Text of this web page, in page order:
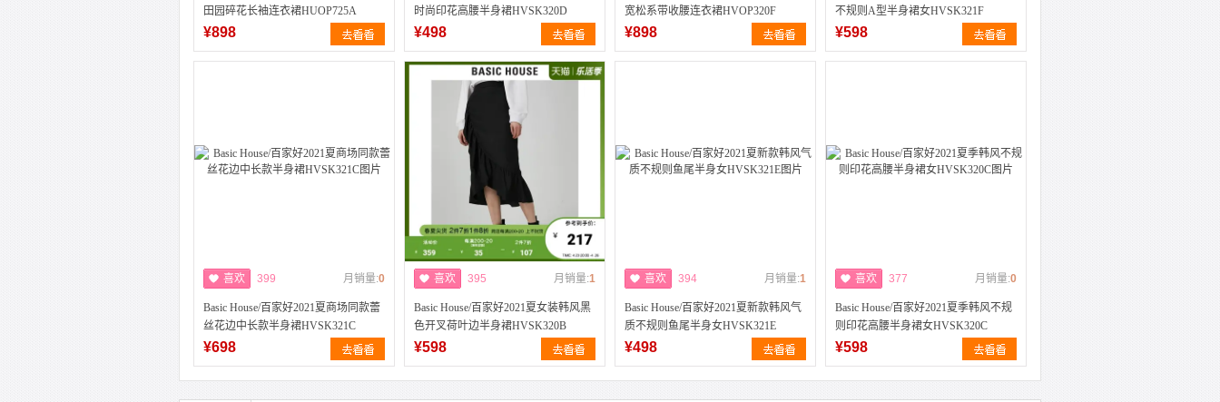
田园碎花长袖连衣裙HUOP725A
¥898
时尚印花高腰半身裙HVSK320D
¥498
宽松系带收腰连衣裙HVOP320F
¥898
不规则A型半身裙女HVSK321F
¥598
喜欢 399 月销量:0
Basic House/百家好2021夏商场同款蕾
丝花边中长款半身裙HVSK321C
¥698
喜欢 395 月销量:1
Basic House/百家好2021夏女装韩风黑
色开叉荷叶边半身裙HVSK320B
¥598
喜欢 394 月销量:1
Basic House/百家好2021夏新款韩风气
质不规则鱼尾半身女HVSK321E
¥498
喜欢 377 月销量:0
Basic House/百家好2021夏季韩风不规
则印花高腰半身裙女HVSK320C
¥598